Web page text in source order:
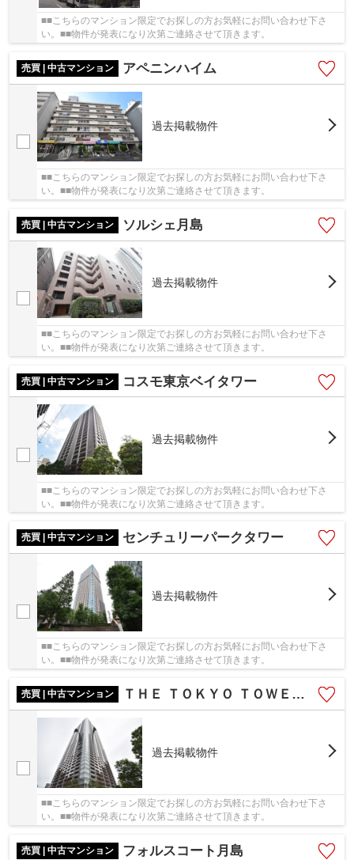
■■こちらのマンション限定でお探しの方お気軽にお問い合わせ下さ
い。■■物件が発表になり次第ご連絡させて頂きます。
売買 | 中古マンション アペニンハイム
過去掲載物件
■■こちらのマンション限定でお探しの方お気軽にお問い合わせ下さ
い。■■物件が発表になり次第ご連絡させて頂きます。
売買 | 中古マンション ソルシェ月島
過去掲載物件
■■こちらのマンション限定でお探しの方お気軽にお問い合わせ下さ
い。■■物件が発表になり次第ご連絡させて頂きます。
売買 | 中古マンション コスモ東京ベイタワー
過去掲載物件
■■こちらのマンション限定でお探しの方お気軽にお問い合わせ下さ
い。■■物件が発表になり次第ご連絡させて頂きます。
売買 | 中古マンション センチュリーパークタワー
過去掲載物件
■■こちらのマンション限定でお探しの方お気軽にお問い合わせ下さ
い。■■物件が発表になり次第ご連絡させて頂きます。
売買 | 中古マンション ＴＨＥ ＴＯＫＹＯ ＴＯＷＥＲＳ ＳＥＡ ＴＯＷＥＲ
過去掲載物件
■■こちらのマンション限定でお探しの方お気軽にお問い合わせ下さ
い。■■物件が発表になり次第ご連絡させて頂きます。
売買 | 中古マンション フォルスコート月島